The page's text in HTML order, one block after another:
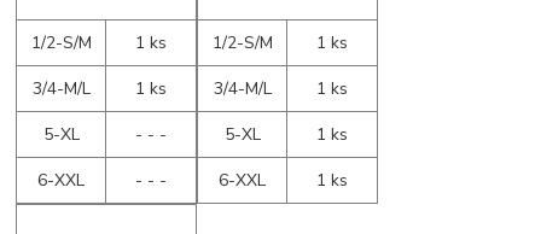
1/2-S/M
1 ks
3/4-M/L
1 ks
5-XL
- - -
6-XXL
- - -
1/2-S/M
1 ks
3/4-M/L
1 ks
5-XL
1 ks
6-XXL
1 ks